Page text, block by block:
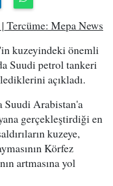
Tercüme: Mepa News
kuzeyindeki önemli
Suudi petrol tankeri
açıkladı.
Suudi Arabistan'a
gerçekleştirdiği en
kuzeye,
Körfez
artmasına yol